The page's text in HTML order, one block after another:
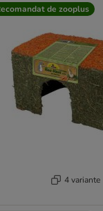
de zooplus
4 variante